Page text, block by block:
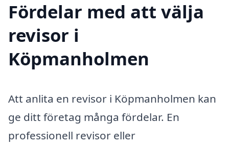
Fördelar med att välja
revisor i
Köpmanholmen
Att anlita en revisor i Köpmanholmen kan
ge ditt företag många fördelar. En
professionell revisor eller